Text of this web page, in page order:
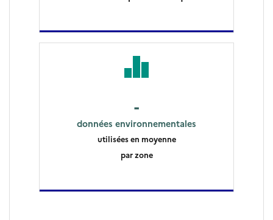
-
données environnementales
utilisées en moyenne
par zone